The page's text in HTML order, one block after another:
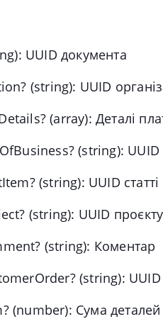
UUID документа
(string): UUID
(array): Деталі
(string): UUID
(string): UUID
(string): UUID проєкту
(string): Коментар
(string):
(number): Сума